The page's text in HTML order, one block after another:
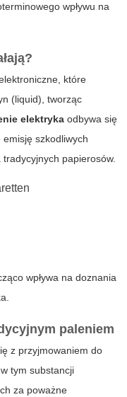
wpływu na
które
(liquid), tworząc
elektryka odbywa się
szkodliwych
papierosów.
wpływa na doznania
paleniem
z przyjmowaniem do
tym substancji
za poważne